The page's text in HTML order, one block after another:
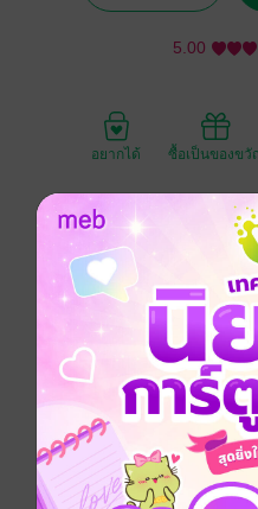
5.00
อยากได้ ซื้อเป็นของขวั
โรโบโกะดูสนใจ "กล่องรัก
ในจั้มป์ พอคิดว่าคาแร็กเต
นางเอกเลยทำการเสริมแก
เพราะการออกกำลังที่หนักห
เรื่องราวของเมดผู้บริการอ
เล่มที่ 5!!
การ์ตูนญี่ปุ่น ตลก หุ่